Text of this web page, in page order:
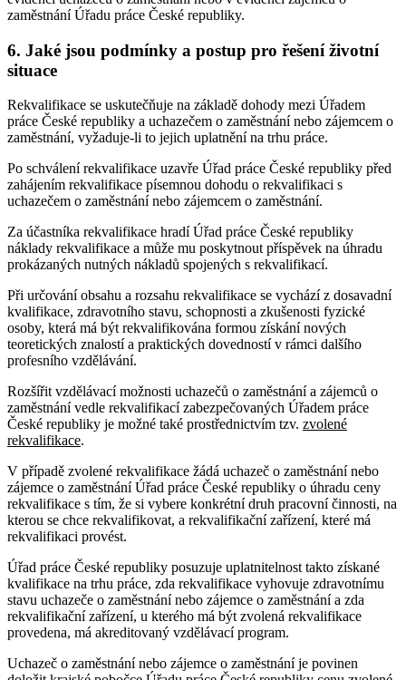
zaměstnání Úřadu práce České republiky.
6. Jaké jsou podmínky a postup pro řešení životní
situace
Rekvalifikace se uskutečňuje na základě dohody mezi Úřadem
práce České republiky a uchazečem o zaměstnání nebo zájemcem o
zaměstnání, vyžaduje-li to jejich uplatnění na trhu práce.
Po schválení rekvalifikace uzavře Úřad práce České republiky před
zahájením rekvalifikace písemnou dohodu o rekvalifikaci s
uchazečem o zaměstnání nebo zájemcem o zaměstnání.
Za účastníka rekvalifikace hradí Úřad práce České republiky
náklady rekvalifikace a může mu poskytnout příspěvek na úhradu
prokázaných nutných nákladů spojených s rekvalifikací.
Při určování obsahu a rozsahu rekvalifikace se vychází z dosavadní
kvalifikace, zdravotního stavu, schopnosti a zkušenosti fyzické
osoby, která má být rekvalifikována formou získání nových
teoretických znalostí a praktických dovedností v rámci dalšího
profesního vzdělávání.
Rozšířit vzdělávací možnosti uchazečů o zaměstnání a zájemců o
zaměstnání vedle rekvalifikací zabezpečovaných Úřadem práce
České republiky je možné také prostřednictvím tzv. zvolené
rekvalifikace.
V případě zvolené rekvalifikace žádá uchazeč o zaměstnání nebo
zájemce o zaměstnání Úřad práce České republiky o úhradu ceny
rekvalifikace s tím, že si vybere konkrétní druh pracovní činnosti, na
kterou se chce rekvalifikovat, a rekvalifikační zařízení, které má
rekvalifikaci provést.
Úřad práce České republiky posuzuje uplatnitelnost takto získané
kvalifikace na trhu práce, zda rekvalifikace vyhovuje zdravotnímu
stavu uchazeče o zaměstnání nebo zájemce o zaměstnání a zda
rekvalifikační zařízení, u kterého má být zvolená rekvalifikace
provedena, má akreditovaný vzdělávací program.
Uchazeč o zaměstnání nebo zájemce o zaměstnání je povinen